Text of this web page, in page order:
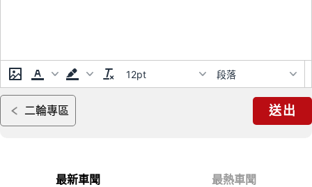
12pt 段落
二輪專區 送出
最新車聞 最熱車聞